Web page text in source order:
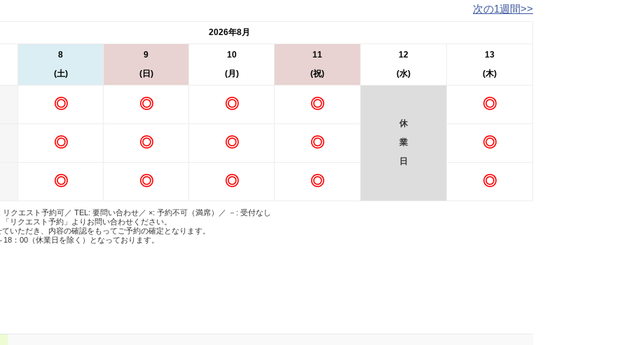
次の1週間>>
2026年8月
8
(土)
9
(日)
10
(月)
11
(祝)
12
(水)
13
(木)
◎ ◎ ◎ ◎
休
業
日
◎
◎ ◎ ◎ ◎ ◎
◎ ◎ ◎ ◎ ◎
クエスト予約可／ TEL: 要問い合わせ／ ×: 予約不可（満席）／ －: 受付なし
リクエスト予約」よりお問い合わせください。
いただき、内容の確認をもってご予約の確定となります。
：00（休業日を除く）となっております。